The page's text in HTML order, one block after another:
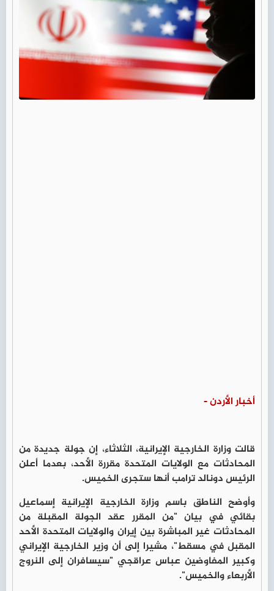
أخبار الأردن -
قالت وزارة الخارجية الإيرانية، الثلاثاء، إن جولة جديدة من
المحادثات مع الولايات المتحدة مقررة الأحد، بعدما أعلن
الرئيس دونالد ترامب أنها ستجرى الخميس.
وأوضح الناطق باسم وزارة الخارجية الإيرانية إسماعيل
بقائي في بيان "من المقرر عقد الجولة المقبلة من
المحادثات غير المباشرة بين إيران والولايات المتحدة الأحد
المقبل في مسقط"، مشيرا إلى أن وزير الخارجية الإيراني
وكبير المفاوضين عباس عراقجي "سيسافران إلى النروج
الأربعاء والخميس".